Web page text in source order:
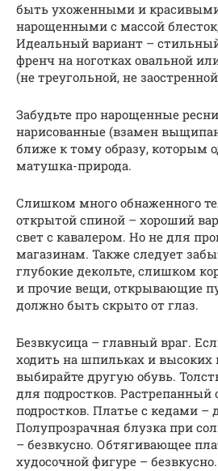
быть ухоженными и
нарощенными с массой
Идеальный вариант –
френч на ноготках овальной
(не треугольной, не
Забудьте про нарощенные
нарисованные (взамен
ближе к тому образу, которым
матушка-природа.
Слишком много обнаженного
открытой спиной – хороший
свет с кавалером. Но не для
магазинам. Также следует
глубокие декольте, слишком
и прочие вещи, открывающие
должно быть скрыто от глаз.
Безвкусица – главный враг.
ходить на шпильках и высоких
выбирайте другую обувь.
для подростков. Растрепанный
подростков. Платье с кедами –
Полупрозрачная блузка при
– безвкусно. Обтягивающее
худосочной фигуре – безвкусно.